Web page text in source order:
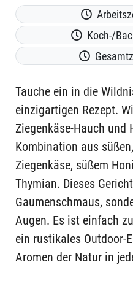
Koch-/
Tauche ein in die
einzigartigen Rezept.
Ziegenkäse-Hauch und
Kombination aus
Ziegenkäse, süßem
Thymian. Dieses
Gaumenschmaus,
Augen. Es ist einfach
ein rustikales Outdoor-
Aromen der Natur in